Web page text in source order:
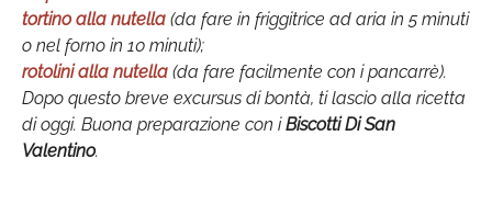
tortino alla nutella (da fare in friggitrice ad aria in 5 minuti
o nel forno in 10 minuti);
rotolini alla nutella (da fare facilmente con i pancarrè).
Dopo questo breve excursus di bontà, ti lascio alla ricetta
di oggi. Buona preparazione con iBiscotti Di San
Valentino.